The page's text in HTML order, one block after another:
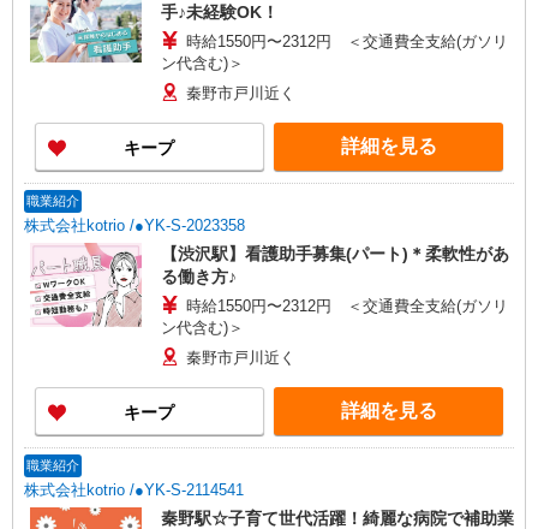
手♪未経験OK！
時給1550円〜2312円 ＜交通費全支給(ガソリ
ン代含む)＞
秦野市戸川近く
キープ 詳細を見る
職業紹介
株式会社kotrio /●YK-S-2023358
【渋沢駅】看護助手募集(パート)＊柔軟性があ
る働き方♪
時給1550円〜2312円 ＜交通費全支給(ガソリ
ン代含む)＞
秦野市戸川近く
キープ 詳細を見る
職業紹介
株式会社kotrio /●YK-S-2114541
秦野駅☆子育て世代活躍！綺麗な病院で補助業